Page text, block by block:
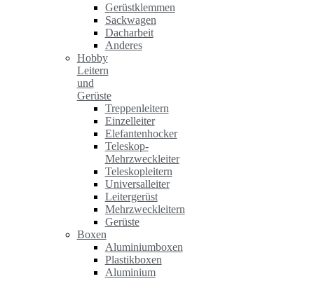
Gerüstklemmen
Sackwagen
Dacharbeit
Anderes
Hobby
Leitern
und
Gerüste
Treppenleitern
Einzelleiter
Elefantenhocker
Teleskop-
Mehrzweckleiter
Teleskopleitern
Universalleiter
Leitergerüst
Mehrzweckleitern
Gerüste
Boxen
Aluminiumboxen
Plastikboxen
Aluminium